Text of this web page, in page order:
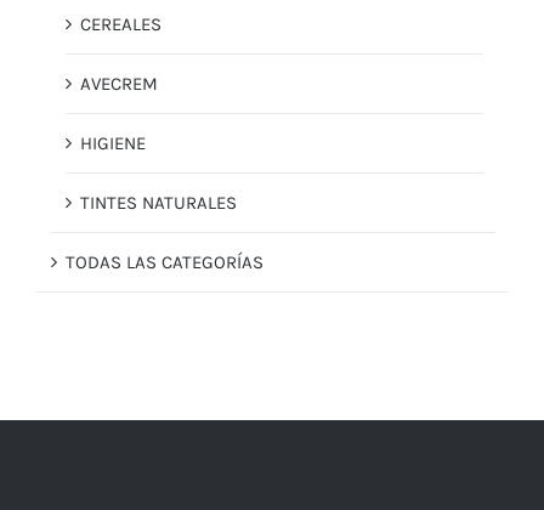
CEREALES
AVECREM
HIGIENE
TINTES NATURALES
TODAS LAS CATEGORÍAS